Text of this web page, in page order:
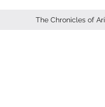
The Chronicles of Ari